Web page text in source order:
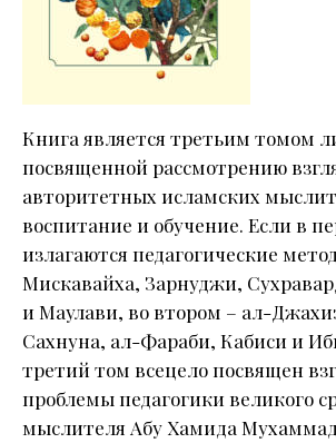
Книга является третьим томом
посвященной рассмотрению
авторитетных исламских
воспитание и обучение. Если в
излагаются педагогические
Мискавайха, Зарнуджи,
и Маулави, во втором – ал-
Сахнуна, ал-Фараби, Кабиси и
третий том всецело посвящен
проблемы педагогики великого
мыслителя Абу Хамида